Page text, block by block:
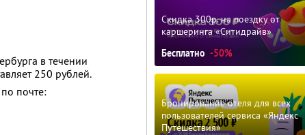
в течении
250 рублей.
почте:
Скидка 300р. на поездку от
каршеринга «Ситидрайв»
Бесплатно -50%
Бронирование отеля для всех
пользователей сервиса «Яндекс
Путешествия»